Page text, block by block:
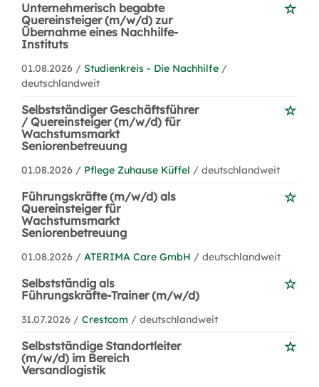
Unternehmerisch begabte
Quereinsteiger (m/w/d) zur
Übernahme eines Nachhilfe-
Instituts
01.08.2026 / Studienkreis - Die Nachhilfe /
deutschlandweit
Selbstständiger Geschäftsführer
/ Quereinsteiger (m/w/d) für
Wachstumsmarkt
Seniorenbetreuung
01.08.2026 / Pflege Zuhause Küffel / deutschlandweit
Führungskräfte (m/w/d) als
Quereinsteiger für
Wachstumsmarkt
Seniorenbetreuung
01.08.2026 / ATERIMA Care GmbH / deutschlandweit
Selbstständig als
Führungskräfte-Trainer (m/w/d)
31.07.2026 / Crestcom / deutschlandweit
Selbstständige Standortleiter
(m/w/d) im Bereich
Versandlogistik